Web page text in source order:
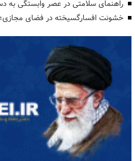
راهنمای سلامتی در عصر وابستگی به
خشونت افسارگسیخته در فضای